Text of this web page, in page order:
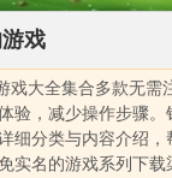
戏
戏大全集合多款无需
验，减少操作步骤
细分类与内容介绍
实名的游戏系列下